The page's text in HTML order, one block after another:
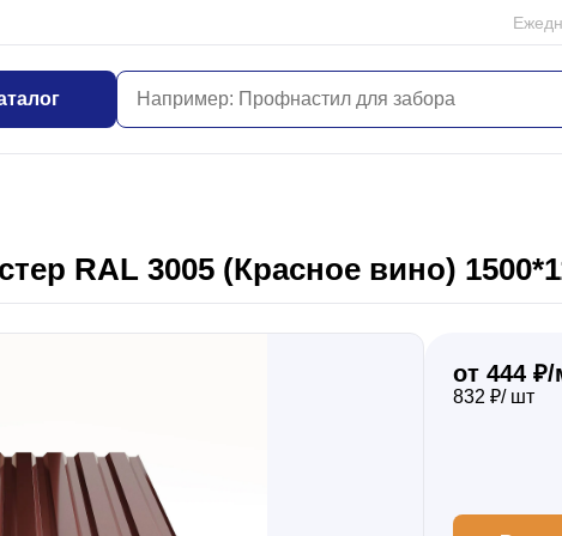
RAL 3005 (Красное вино)
от 444 ₽/
832 ₽/ шт